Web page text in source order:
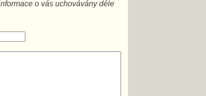
o vás uchovávány déle